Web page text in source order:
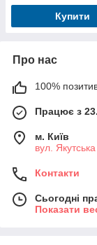
Купити
Про нас
100%
Працює з
м. Київ
вул.
Контакти
Сьогодні
Показати